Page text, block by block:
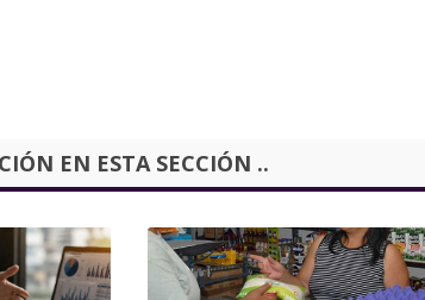
EN ESTA SECCIÓN ..